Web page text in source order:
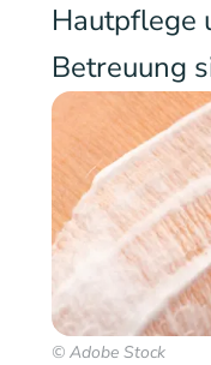
Hautpflege
Betreuung
© Adobe Stock